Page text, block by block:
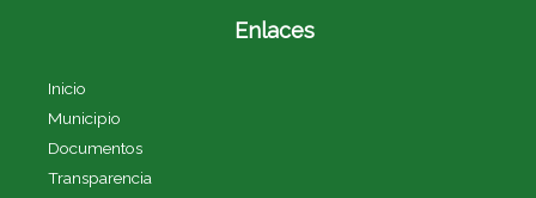
Enlaces
Inicio
Municipio
Documentos
Transparencia